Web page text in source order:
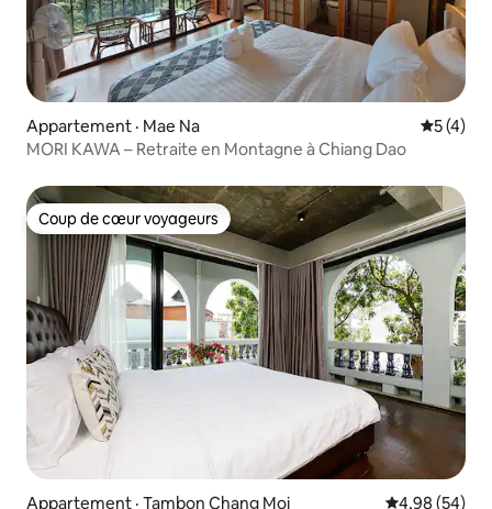
Appartement · Mae Na Note
5 (4)
MORI KAWA – Retraite en Montagne à Chiang Dao
Coup de cœur voyageurs
Coup de cœur voyageurs
Appartement · Tambon Chang Moi Note
4,98 (54)